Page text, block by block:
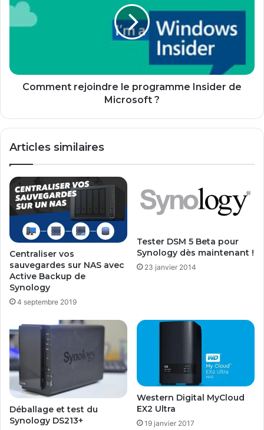
programme
Insider
Comment rejoindre le programme Insider de
Microsoft ?
Articles similaires
Centraliser vos
sauvegardes sur NAS avec
Active Backup de
Synology
4 septembre 2019
Tester DSM 5 Beta pour
Synology dès maintenant !
23 janvier 2014
Déballage et test du
Synology DS213+
Western Digital MyCloud
EX2 Ultra
19 janvier 2017